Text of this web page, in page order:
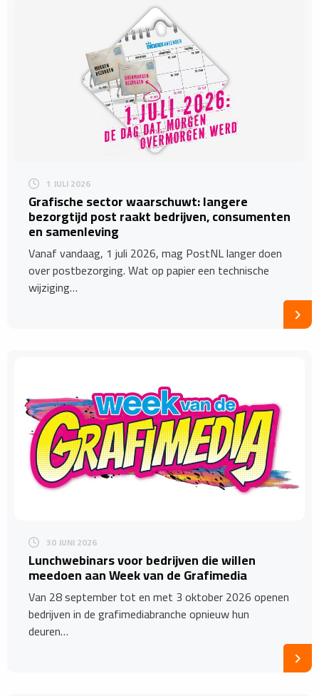
1 JULI 2026
Grafische sector waarschuwt: langere
bezorgtijd post raakt bedrijven, consumenten
en samenleving
Vanaf vandaag, 1 juli 2026, mag PostNL langer doen
over postbezorging. Wat op papier een technische
wijziging…
30 JUNI 2026
Lunchwebinars voor bedrijven die willen
meedoen aan Week van de Grafimedia
Van 28 september tot en met 3 oktober 2026 openen
bedrijven in de grafimediabranche opnieuw hun
deuren…